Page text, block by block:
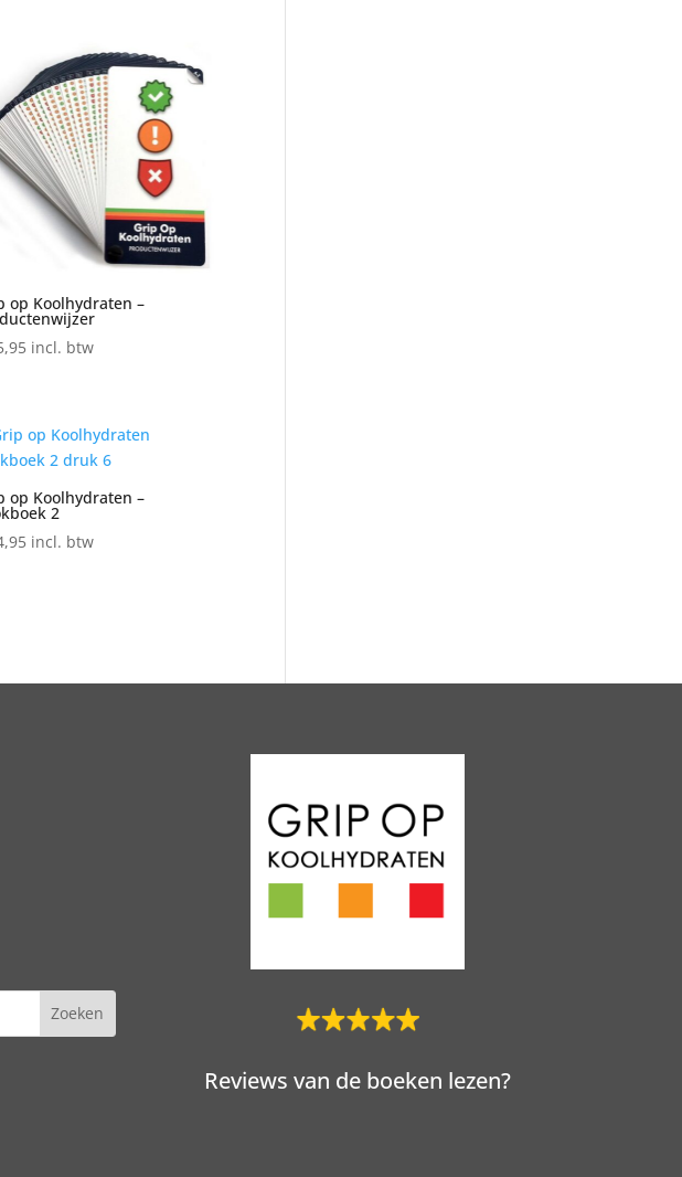
op Koolhydraten –
incl. btw
op Koolhydraten –
2
incl. btw
Reviews van de boeken lezen?